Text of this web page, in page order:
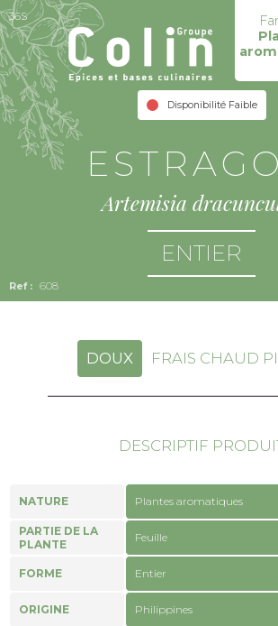
Disponibilité Faible
36S
608
Artemisia
ENTIER
DOUX FRAIS CHAUD
DESCRIPTIF
NATURE Plantes aromatiques
PARTIE DE LA
PLANTE
Feuille
FORME Entier
ORIGINE Philippines